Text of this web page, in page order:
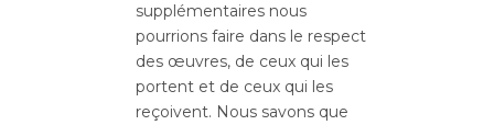
supplémentaires nous
pourrions faire dans le respect
des œuvres, de ceux qui les
portent et de ceux qui les
reçoivent. Nous savons que